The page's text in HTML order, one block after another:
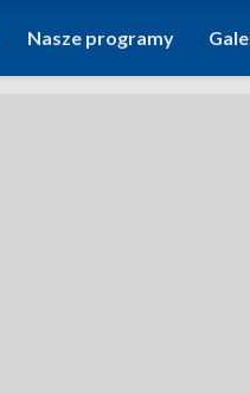
Nasze programy